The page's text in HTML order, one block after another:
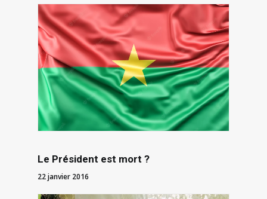
Le Président est mort ?
22 janvier 2016